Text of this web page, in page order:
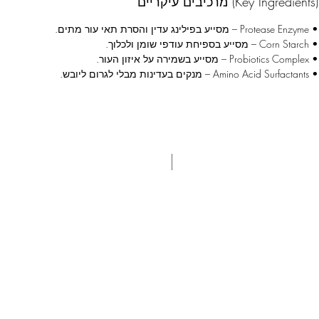
• Protease Enzyme – מסייע בפילינג עדין והסרת תאי עור מתים.
• Corn Starch – מסייע בספיחת עודפי שומן ולכלוך.
• Probiotics Complex – מסייע בשמירה על איזון העור.
• Amino Acid Surfactants – מנקים בעדינות מבלי לגרום ליובש.